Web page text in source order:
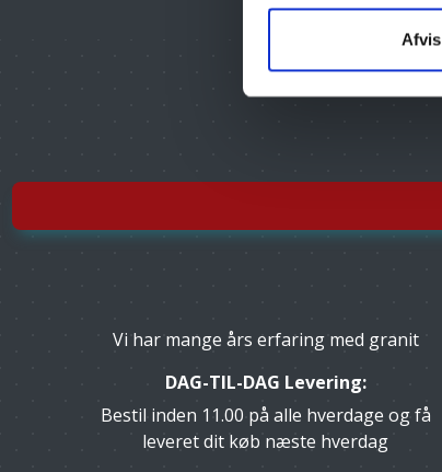
Afvis
Vi har mange års erfaring med granit
DAG-TIL-DAG Levering:
Bestil inden 11.00 på alle hverdage og få
leveret dit køb næste hverdag